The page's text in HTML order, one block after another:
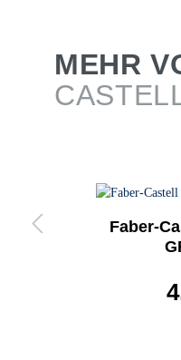
MEHR
Faber-